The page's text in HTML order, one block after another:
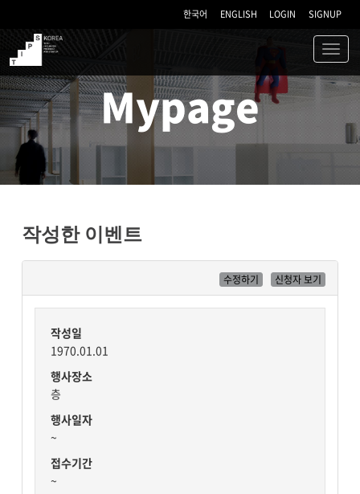
한국어 ENGLISH LOGIN SIGNUP
TIPS
Mypage
작성한 이벤트
수정하기 신청자 보기
작성일
1970.01.01
행사장소
층
행사일자
~
접수기간
~